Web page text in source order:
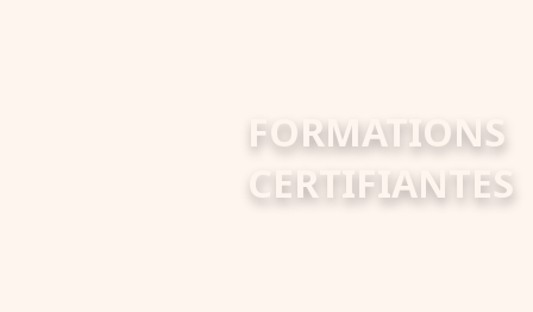
FORMATIONS
CERTIFIANTES